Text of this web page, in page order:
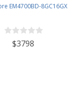
EM4700BD-8GC16GX
$3798